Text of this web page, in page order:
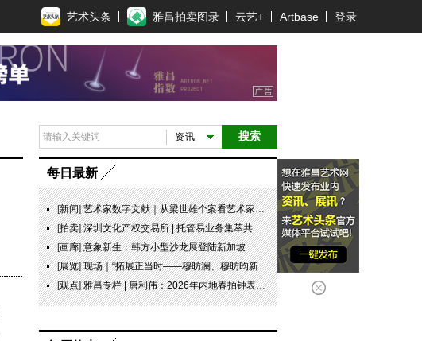
艺术头条 雅昌拍卖图录 云艺+ Artbase 登录
搜索
资讯
每日最新
[新闻]艺术家数字文献｜从梁世雄个案看艺术家艺术数字文献的重要性和紧迫性
[拍卖]深圳文化产权交易所 | 托管易业务集萃共赏 吉光瓷影
[画廊]意象新生：韩方小型沙龙展登陆新加坡
[展览]现场｜“拓展正当时——穆昉澜、穆昉昀新帛画艺术展”在京展出
[观点]雅昌专栏 | 唐利伟：2026年内地春拍钟表市场观察 赛道重构、圈层分化与收藏逻辑迭代